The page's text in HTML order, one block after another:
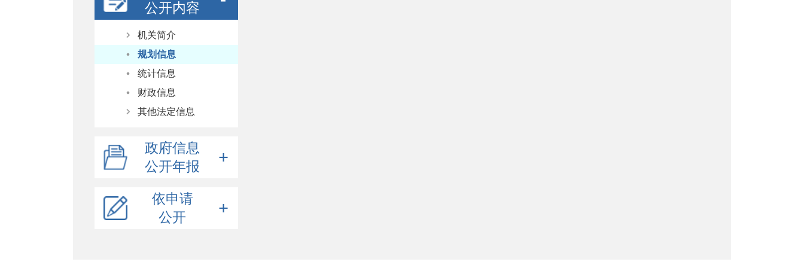
公开内容
机关简介
部门领导
机构职能
规划信息
统计信息
财政信息
其他法定信息
政府采购
涉企收费目录清单
政府信息
公开年报
依申请
公开